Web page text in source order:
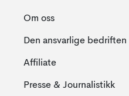
Om oss
Den ansvarlige bedriften
Affiliate
Presse & Journalistikk